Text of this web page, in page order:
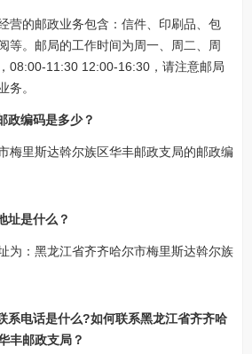
营的邮政业务包含：信件、印刷品、包
等。邮局的工作时间为周一、周二、周
08:00-11:30 12:00-16:30，请注意邮局
务。
政编码是多少？
梅里斯达斡尔族区华丰邮政支局的邮政编
址是什么？
为：黑龙江省齐齐哈尔市梅里斯达斡尔族
系电话是什么?如何联系黑龙江省齐齐哈
丰邮政支局？